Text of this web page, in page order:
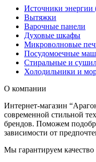
Источники энергии
Вытяжки
Варочные панели
Духовые шкафы
Микроволновые
Посудомоечные
Стиральные и
Холодильники и
О компании
Интернет-магазин
современной стильной
брендов. Поможем
зависимости от
Мы гарантируем